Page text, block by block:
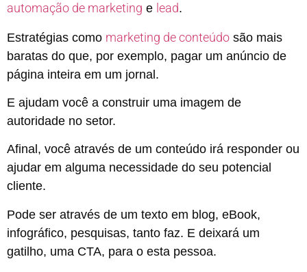
automação de marketing e lead.
Estratégias como marketing de conteúdo são mais
baratas do que, por exemplo, pagar um anúncio de
página inteira em um jornal.
E ajudam você a construir uma imagem de
autoridade no setor.
Afinal, você através de um conteúdo irá responder ou
ajudar em alguma necessidade do seu potencial
cliente.
Pode ser através de um texto em blog, eBook,
infográfico, pesquisas, tanto faz. E deixará um
gatilho, uma CTA, para o esta pessoa.